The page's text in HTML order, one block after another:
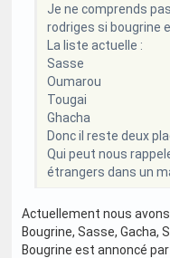
Je ne comprends
rodriges si bougrine
La liste actuelle :
Sasse
Oumarou
Tougai
Ghacha
Donc il reste deux
Qui peut nous
étrangers dans un
Actuellement nous
Bougrine, Sasse, Gacha,
Bougrine est annoncé